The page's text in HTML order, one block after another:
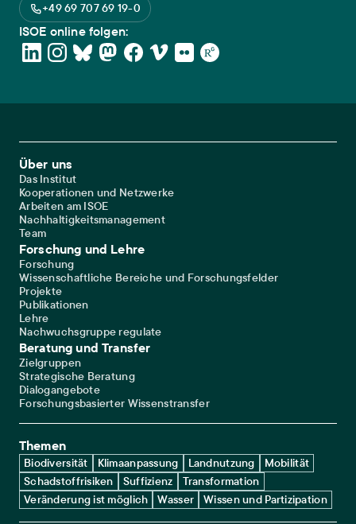
+49 69 707 69 19-0
ISOE online folgen:
Footer Main Navigation
Über uns
Das Institut
Kooperationen und Netzwerke
Arbeiten am ISOE
Nachhaltigkeitsmanagement
Team
Forschung und Lehre
Forschung
Wissenschaftliche Bereiche und Forschungsfelder
Projekte
Publikationen
Lehre
Nachwuchsgruppe regulate
Beratung und Transfer
Zielgruppen
Strategische Beratung
Dialogangebote
Forschungsbasierter Wissenstransfer
Themen
Biodiversität Klimaanpassung Landnutzung
Mobilität
Schadstoffrisiken
Suffizienz
Transformation
Veränderung ist möglich
Wasser Wissen und Partizipation